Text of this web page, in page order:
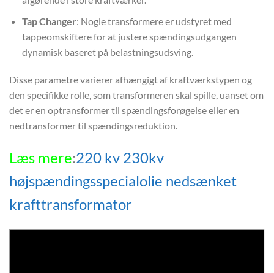
Tap Changer: Nogle transformere er udstyret med
tappeomskiftere for at justere spændingsudgangen
dynamisk baseret på belastningsudsving.
Disse parametre varierer afhængigt af kraftværkstypen og
den specifikke rolle, som transformeren skal spille, uanset om
det er en optransformer til spændingsforøgelse eller en
nedtransformer til spændingsreduktion.
Læs mere:220 kv 230kv
højspændingsspecialolie nedsænket
krafttransformator